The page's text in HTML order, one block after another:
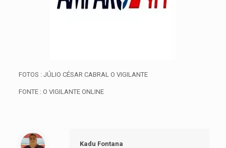
FOTOS : JÚLIO CÉSAR CABRAL O VIGILANTE
FONTE : O VIGILANTE ONLINE
Kadu Fontana